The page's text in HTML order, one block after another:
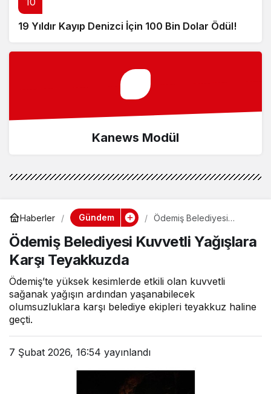
19 Yıldır Kayıp Denizci İçin 100 Bin Dolar Ödül!
Kanews Modül
Haberler Gündem
Ödemiş Belediyesi
Teyakkuzda
Ödemiş Belediyesi Kuvvetli Yağışlara
Karşı Teyakkuzda
Ödemiş’te yüksek kesimlerde etkili olan kuvvetli
sağanak yağışın ardından yaşanabilecek
olumsuzluklara karşı belediye ekipleri teyakkuz haline
geçti.
7 Şubat 2026, 16:54 yayınlandı